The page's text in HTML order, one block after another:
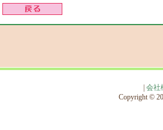
会社
Copyright ©